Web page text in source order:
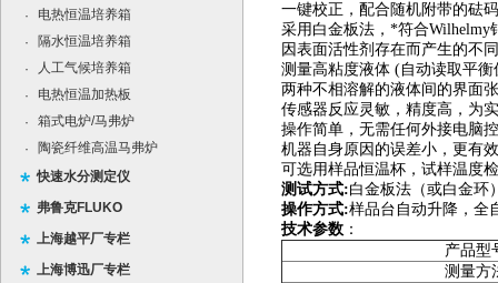
·
电热恒温培养箱
·
隔水恒温培养箱
·
人工气候培养箱
·
电热恒温加热板
·
箱式电炉/马弗炉
·
陶瓷纤维高温马弗炉
快速水分测定仪
弗鲁克FLUKO
上海越平厂专栏
上海博迅厂专栏
一键校正，配合随机附带的砝
采用白金板法，*符合Wilhelmy
因表面活性剂存在而产生的不
测量高粘度液体 (自动读取平衡
两种不相溶解的液体间的界面
传感器反应灵敏，精度高，为
操作简单，无需任何外接电脑
机器自身原因的误差小，更有
可选用样品恒温杯，试样温度
测试方式:白金板法（或白金环
操作方式:样品台自动升降，全
技术参数：
产品型
测量方